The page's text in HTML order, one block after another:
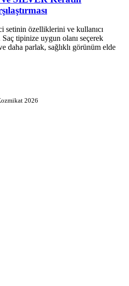
setinin özelliklerini ve kullanıcı
Saç tipinize uygun olanı seçerek
ve daha parlak, sağlıklı görünüm elde
2026